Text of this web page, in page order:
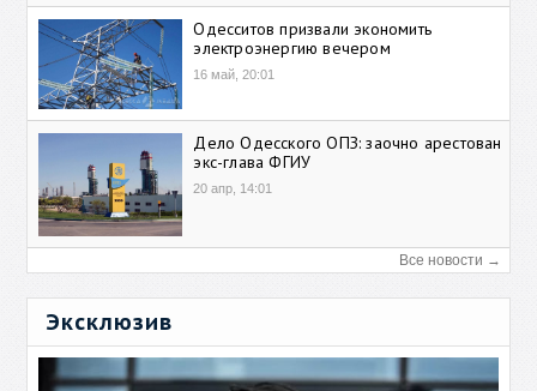
Одесситов призвали экономить
электроэнергию вечером
16 май, 20:01
Дело Одесского ОПЗ: заочно арестован
экс-глава ФГИУ
20 апр, 14:01
Все новости →
Эксклюзив